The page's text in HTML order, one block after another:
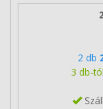
2 db
3 db-tól